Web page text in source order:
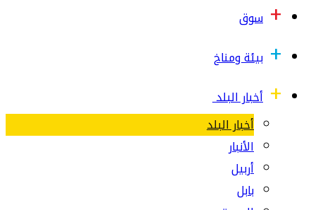
سوق
بيئة ومناخ
أخبار البلد
أخبار البلد
الأنبار
أربيل
بابل